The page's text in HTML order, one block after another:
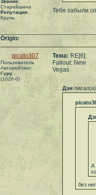
Звание:
Старейшина
Репутация:
Круль
Тебя забыли
Origin:
picato307
Пользователь
Авторейтинг:
Гуру
(1026-0)
Тема: RE[6]:
Fallout: New
Vegas
Дэн писал(а)
А
без